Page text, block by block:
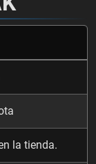
la tienda.